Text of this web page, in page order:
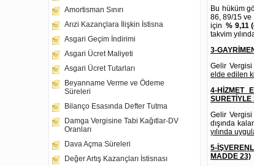
Amortisman Sınırı
Arızi Kazançlara İlişkin İstisna
Asgari Geçim İndirimi
Asgari Ücret Maliyeti
Asgari Ücret Tutarları
Beyanname Verme ve Ödeme
Süreleri
Bilanço Esasında Defter Tutma
Damga Vergisine Tabi Kağıtlar-DV
Oranları
Dava Açma Süreleri
Değer Artış Kazançları İstisnası
Bu hüküm
86, 89/15 ve
için% 9,11
takvim
3-
Gelir
elde edilen
4-HİZMET
SURETİYLE
Gelir
dışında
yılında
5-
MADDE 23)